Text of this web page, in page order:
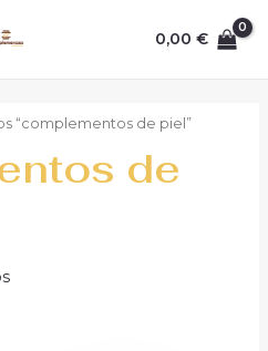
0,00€
“complementos de piel”
de